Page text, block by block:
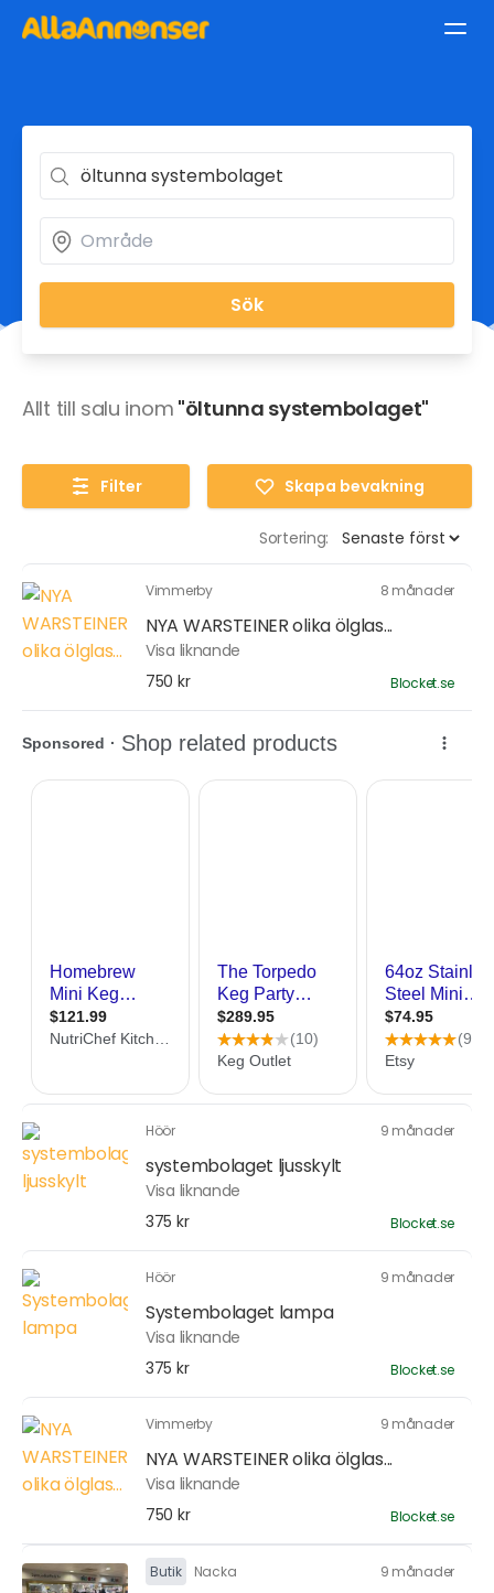
Sök
Allt till salu inom "öltunna systembolaget"
Filter Skapa bevakning
Sortering:
Vimmerby 8 månader
NYA WARSTEINER olika ölglas...
Visa liknande
750 kr
Blocket.se
Höör 9 månader
systembolaget ljusskylt
Visa liknande
375 kr
Blocket.se
Höör 9 månader
Systembolaget lampa
Visa liknande
375 kr
Blocket.se
Vimmerby 9 månader
NYA WARSTEINER olika ölglas...
Visa liknande
750 kr
Blocket.se
Butik Nacka 9 månader